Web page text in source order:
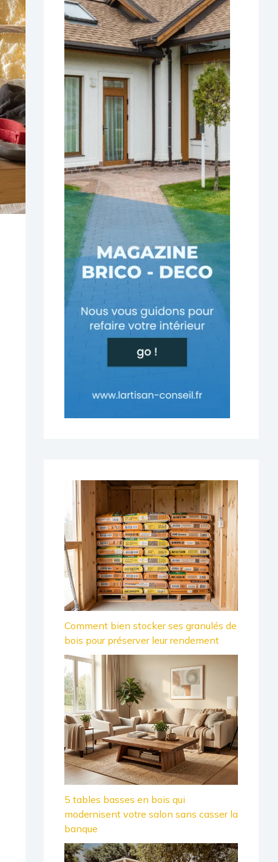
Comment bien stocker ses granulés de
bois pour préserver leur rendement
5 tables basses en bois qui
modernisent votre salon sans casser la
banque